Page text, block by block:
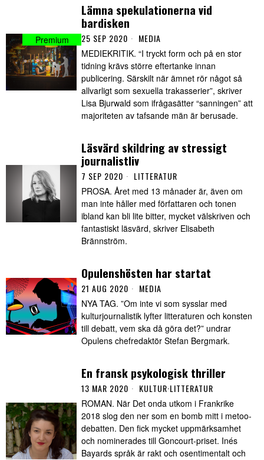
Lämna spekulationerna vid
bardisken
25 SEP 2020 MEDIA
MEDIEKRITIK. “I tryckt form och på en stor
tidning krävs större eftertanke innan
publicering. Särskilt när ämnet rör något så
allvarligt som sexuella trakasserier”, skriver
Lisa Bjurwald som ifrågasätter “sanningen” att
majoriteten av tafsande män är berusade.
Läsvärd skildring av stressigt
journalistliv
7 SEP 2020 LITTERATUR
PROSA. Året med 13 månader är, även om
man inte håller med författaren och tonen
ibland kan bli lite bitter, mycket välskriven och
fantastiskt läsvärd, skriver Elisabeth
Brännström.
Opulenshösten har startat
21 AUG 2020 MEDIA
NYA TAG. ”Om inte vi som sysslar med
kulturjournalistik lyfter litteraturen och konsten
till debatt, vem ska då göra det?” undrar
Opulens chefredaktör Stefan Bergmark.
En fransk psykologisk thriller
13 MAR 2020 KULTUR·LITTERATUR
ROMAN. När Det onda utkom i Frankrike
2018 slog den ner som en bomb mitt i metoo-
debatten. Den fick mycket uppmärksamhet
och nominerades till Goncourt-priset. Inés
Bayards språk är rakt och osentimentalt och